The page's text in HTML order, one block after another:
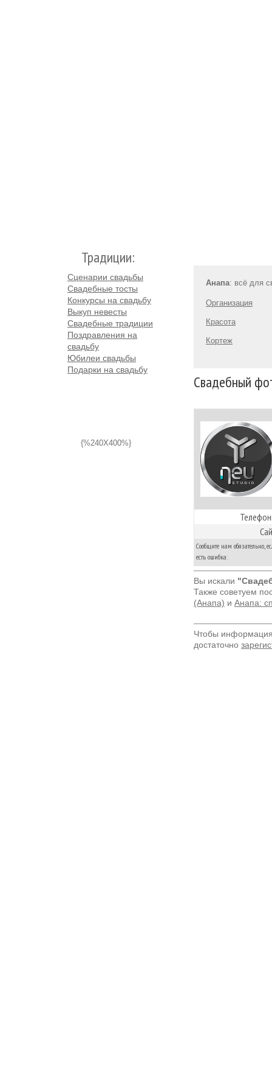
Традиции:
Сценарии свадьбы
Свадебные тосты
Конкурсы на свадьбу
Выкуп невесты
Свадебные традиции
Поздравления на
свадьбу
Юбилеи свадьбы
Подарки на свадьбу
{%240X400%}
Анапа: всё для
Организация
Красота
Кортеж
Свадебный
Сообщите нам обязательно,
есть ошибка:
Вы искали
Также советуем
(Анапа) и Анапа:
Чтобы
достаточно